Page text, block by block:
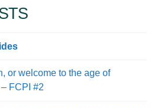
or welcome to the age of
FCPI #2